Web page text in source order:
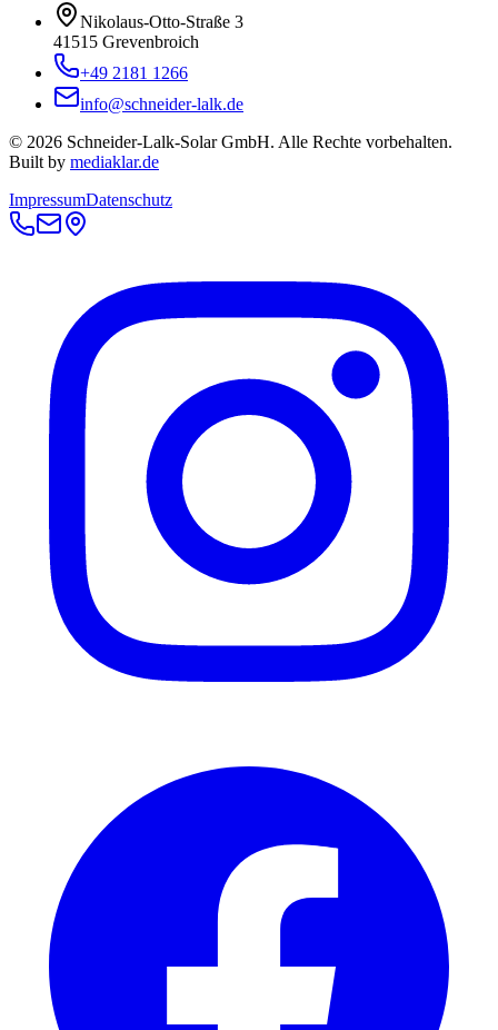
Nikolaus-Otto-Straße 3
41515 Grevenbroich
+49 2181 1266
info@schneider-lalk.de
© 2026 Schneider-Lalk-Solar GmbH. Alle Rechte vorbehalten.
Built by mediaklar.de
ImpressumDatenschutz